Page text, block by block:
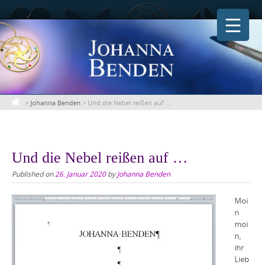
Skip
to
content
> Johanna Benden > Und die Nebel reißen auf …
Und die Nebel reißen auf …
Published on26. Januar 2020byJohanna Benden
Moi
n
moi
n,
ihr
Lieb